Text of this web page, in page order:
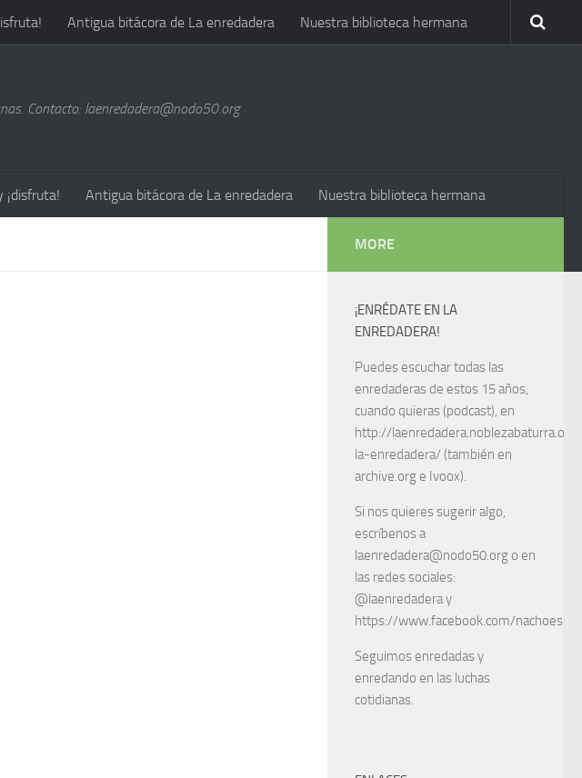
Antigua bitácora de La enredadera Nuestra biblioteca hermana
Contacto: laenredadera@nodo50.org
¡disfruta! Antigua bitácora de La enredadera Nuestra biblioteca hermana
MORE
¡ENRÉDATE EN LA
ENREDADERA!
Puedes escuchar todas las
enredaderas de estos 15 años,
cuando quieras (podcast), en
http://
la-enredadera/ (también en
archive.org e Ivoox).
Si nos quieres sugerir algo,
escríbenos a
laenredadera@nodo50.org o en
las redes sociales:
@laenredadera y
https://www.facebook.com/
Seguimos enredadas y
enredando en las luchas
cotidianas.